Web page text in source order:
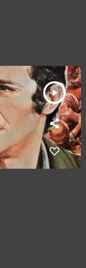
play_arrow